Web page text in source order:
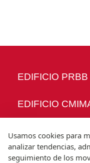
EDIFICIO PRBB
EDIFICIO
SÍGUENOS
Usamos cookies para
analizar tendencias,
seguimiento de los